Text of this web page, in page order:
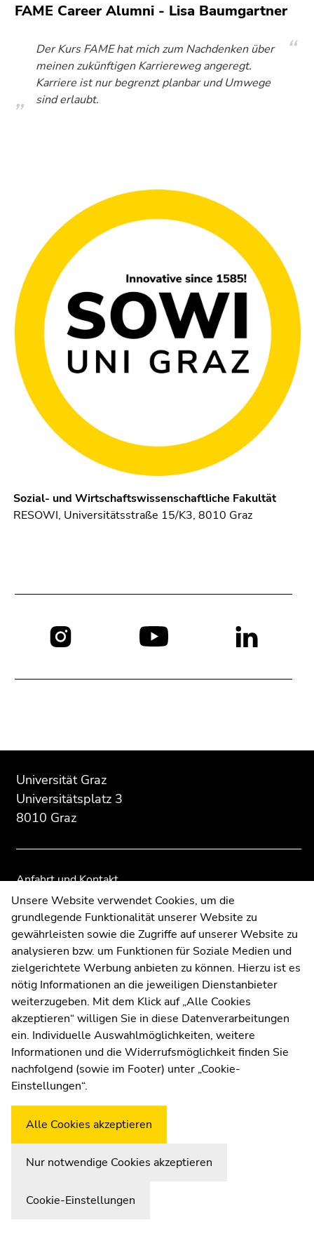
FAME Career Alumni - Lisa Baumgartner
Der Kurs FAME hat mich zum Nachdenken über
meinen zukünftigen Karriereweg angeregt.
Karriere ist nur begrenzt planbar und Umwege
sind erlaubt.
Sozial- und Wirtschaftswissenschaftliche Fakultät
RESOWI, Universitätsstraße 15/K3, 8010 Graz
des
Seitenbereichs:
Zusatzinformationen:
Universität Graz
Universitätsplatz 3
8010 Graz
Anfahrt und Kontakt
Kommunikation und Öffentlichkeitsarbeit
Moodle
UNIGRAZonline
Impressum
Datenschutzerklärung
Cookie-Einstellungen
Barrierefreiheitserklärung
WetterstationUni Graz
dieses
Seitenbereichs.
Übersicht
dieses
Seitenbereichs.
Übersicht
Unsere Website verwendet Cookies, um die
grundlegende Funktionalität unserer Website zu
gewährleisten sowie die Zugriffe auf unserer Website zu
analysieren bzw. um Funktionen für Soziale Medien und
zielgerichtete Werbung anbieten zu können. Hierzu ist es
nötig Informationen an die jeweiligen Dienstanbieter
weiterzugeben. Mit dem Klick auf „Alle Cookies
akzeptieren“ willigen Sie in diese Datenverarbeitungen
ein. Individuelle Auswahlmöglichkeiten, weitere
Informationen und die Widerrufsmöglichkeit finden Sie
nachfolgend (sowie im Footer) unter „Cookie-
Einstellungen“.
Alle Cookies akzeptieren
Nur notwendige Cookies akzeptieren
Cookie-Einstellungen